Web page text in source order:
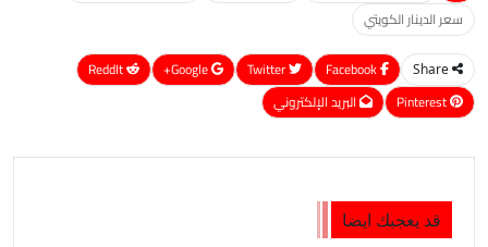
سعر الدينار الكويتي
Share
Google+
ReddIt
Pinterest
البريد الإلكتروني
قد يعجبك ايضا